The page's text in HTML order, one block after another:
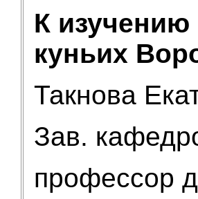
К изучению
куньих
Такнова
Зав.
профессор